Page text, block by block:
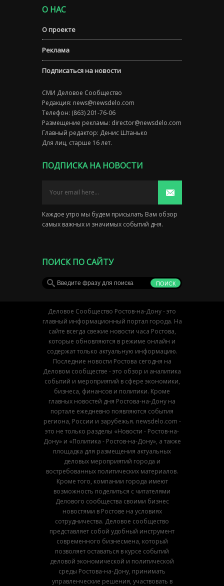
О НАС
О проекте
Реклама
Подписаться на новости
СМИ Деловое Сообщество
Редакция: news@newsdelo.com
Телефон: (863) 201-76-06
Размещение рекламы: director@newsdelo.com
Главный редактор: Денис Штанько
Для лиц, старше 16 лет.
ПОДПИСКА НА НОВОСТИ
Каждое утро мы будем присылать Вам обзор
самых важных и значимых событий дня.
ПОИСК ПО САЙТУ
Деловое Сообщество Ростов-на-Дону - это
главный информационный портал города. На
сайте всегда свежие новости часа Ростова,
которые обновляются в режиме онлайн и
содержат только актуальную информацию.
Последние новости Ростова сегодня на
Деловом сообществе - это обзор и аналитика
событий и мероприятий в сфере экономики,
бизнеса, финансов и политики. Кроме
главных новостей дня Ростова-на-Дону на
портале ежедневно появляются события
региона, России и зарубежья. newsdelo.com -
это не только разделы «Новости - Ростов-на-
Дону» и «Политика - Ростов-на-Дону», а также
площадка для размещения актуальных
деловых мероприятий города и
востребованных политических материалов.
Кроме того, компании города имеют
возможность поделиться с читателями
Делового сообщества своими бизнес
новостями в Ростове на условиях
сотрудничества. Деловое сообщество
представляет собой удобный инструмент
современного бизнесмена, который
позволяет оставаться в курсе событий
деловой экономической и политической
среды Ростова-на-Дону, принимать
управленческие решения, участвовать в